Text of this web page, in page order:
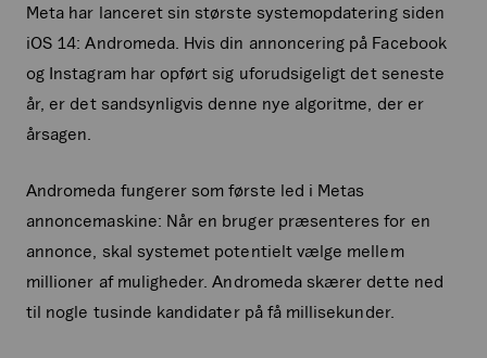
Meta har lanceret sin største systemopdatering siden
iOS 14: Andromeda. Hvis din annoncering på Facebook
og Instagram har opført sig uforudsigeligt det seneste
år, er det sandsynligvis denne nye algoritme, der er
årsagen.
Andromeda fungerer som første led i Metas
annoncemaskine: Når en bruger præsenteres for en
annonce, skal systemet potentielt vælge mellem
millioner af muligheder. Andromeda skærer dette ned
til nogle tusinde kandidater på få millisekunder.